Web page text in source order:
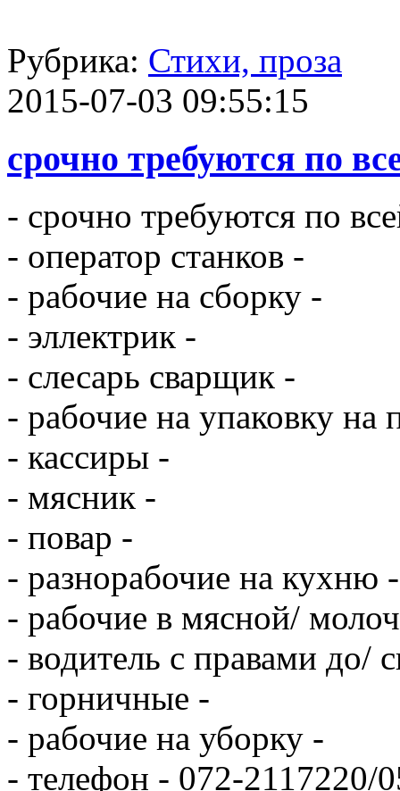
Рубрика: Стихи, проза
2015-07-03 09:55:15
срочно требуются по
- срочно требуются по
- оператор станков -
- рабочие на сборку -
- эллектрик -
- слесарь сварщик -
- рабочие на упаковку
- кассиры -
- мясник -
- повар -
- разнорабочие на кухню -
- рабочие в мясной/
- водитель с правами до/
- горничные -
- рабочие на уборку -
- телефон - 072-2117220/